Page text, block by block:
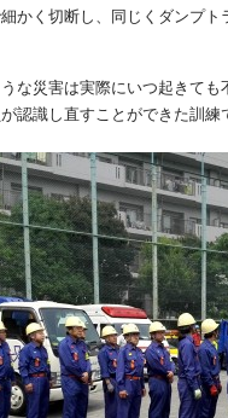
かく切断し、同じくダンプ
な災害は実際にいつ起きて
認識し直すことができた訓練